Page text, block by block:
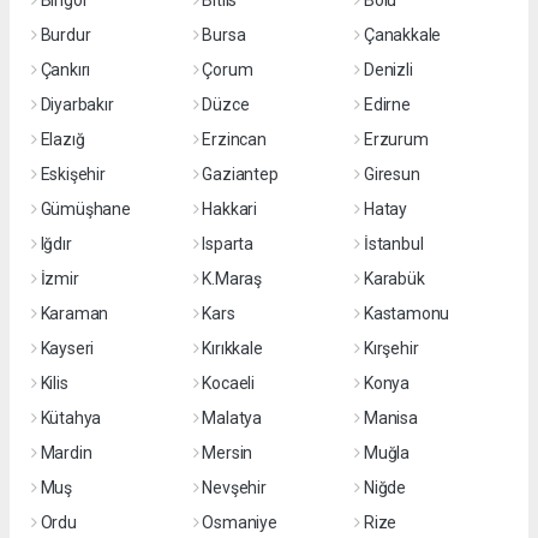
Burdur
Bursa
Çanakkale
Çankırı
Çorum
Denizli
Diyarbakır
Düzce
Edirne
Elazığ
Erzincan
Erzurum
Eskişehir
Gaziantep
Giresun
Gümüşhane
Hakkari
Hatay
Iğdır
Isparta
İstanbul
İzmir
K.Maraş
Karabük
Karaman
Kars
Kastamonu
Kayseri
Kırıkkale
Kırşehir
Kilis
Kocaeli
Konya
Kütahya
Malatya
Manisa
Mardin
Mersin
Muğla
Muş
Nevşehir
Niğde
Ordu
Osmaniye Rize